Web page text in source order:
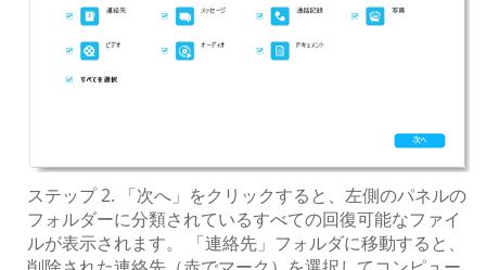
ステップ 2. 「次へ」をクリックすると、左側のパネルの
フォルダーに分類されているすべての回復可能なファイ
ルが表示されます。 「連絡先」フォルダに移動すると、